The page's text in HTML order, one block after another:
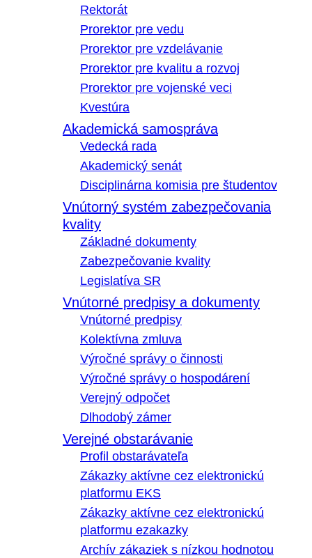
Rektorát
Prorektor pre vedu
Prorektor pre vzdelávanie
Prorektor pre kvalitu a rozvoj
Prorektor pre vojenské veci
Kvestúra
Akademická samospráva
Vedecká rada
Akademický senát
Disciplinárna komisia pre študentov
Vnútorný systém zabezpečovania
kvality
Základné dokumenty
Zabezpečovanie kvality
Legislatíva SR
Vnútorné predpisy a dokumenty
Vnútorné predpisy
Kolektívna zmluva
Výročné správy o činnosti
Výročné správy o hospodárení
Verejný odpočet
Dlhodobý zámer
Verejné obstarávanie
Profil obstarávateľa
Zákazky aktívne cez elektronickú
platformu EKS
Zákazky aktívne cez elektronickú
platformu ezakazky
Archív zákaziek s nízkou hodnotou